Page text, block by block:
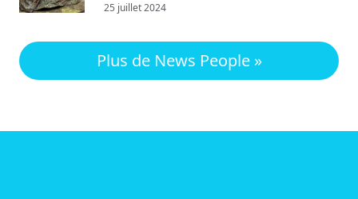
25 juillet 2024
Plus de News People »